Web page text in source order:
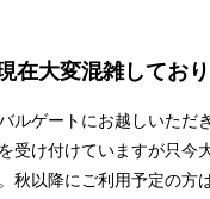
在大変混雑してお
ルゲートにお越しいただ
受け付けていますが只今
秋以降にご利用予定の方